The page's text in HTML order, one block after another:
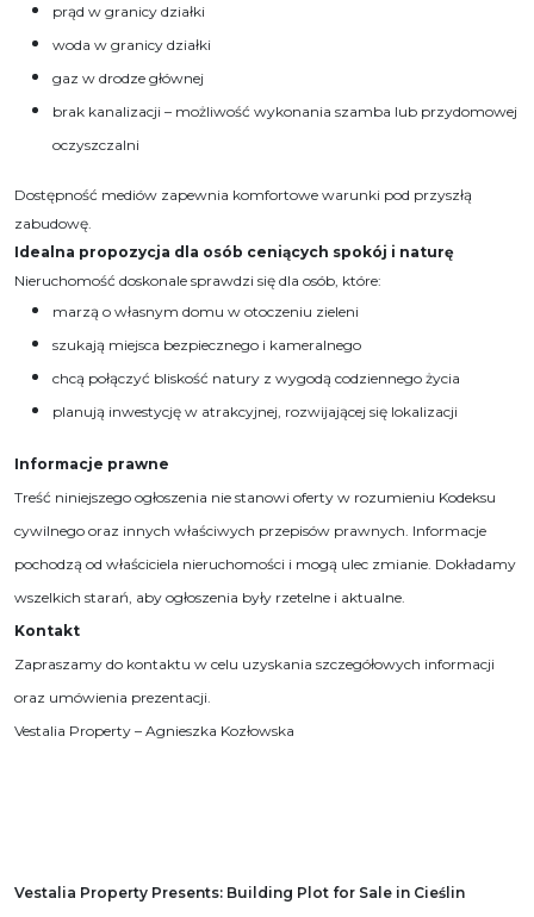
prąd w granicy działki
woda w granicy działki
gaz w drodze głównej
brak kanalizacji – możliwość wykonania szamba lub przydomowej
oczyszczalni
Dostępność mediów zapewnia komfortowe warunki pod przyszłą
zabudowę.
Idealna propozycja dla osób ceniących spokój i naturę
Nieruchomość doskonale sprawdzi się dla osób, które:
marzą o własnym domu w otoczeniu zieleni
szukają miejsca bezpiecznego i kameralnego
chcą połączyć bliskość natury z wygodą codziennego życia
planują inwestycję w atrakcyjnej, rozwijającej się lokalizacji
Informacje prawne
Treść niniejszego ogłoszenia nie stanowi oferty w rozumieniu Kodeksu
cywilnego oraz innych właściwych przepisów prawnych. Informacje
pochodzą od właściciela nieruchomości i mogą ulec zmianie. Dokładamy
wszelkich starań, aby ogłoszenia były rzetelne i aktualne.
Kontakt
Zapraszamy do kontaktu w celu uzyskania szczegółowych informacji
oraz umówienia prezentacji.
Vestalia Property – Agnieszka Kozłowska
Vestalia Property Presents: Building Plot for Sale in Cieślin